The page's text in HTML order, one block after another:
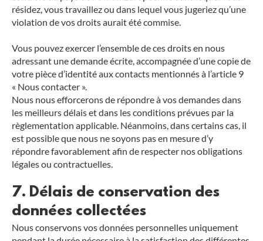
résidez, vous travaillez ou dans lequel vous jugeriez qu’une
violation de vos droits aurait été commise.
Vous pouvez exercer l’ensemble de ces droits en nous
adressant une demande écrite, accompagnée d’une copie de
votre pièce d’identité aux contacts mentionnés à l’article 9
« Nous contacter ».
Nous nous efforcerons de répondre à vos demandes dans
les meilleurs délais et dans les conditions prévues par la
règlementation applicable. Néanmoins, dans certains cas, il
est possible que nous ne soyons pas en mesure d’y
répondre favorablement afin de respecter nos obligations
légales ou contractuelles.
7. Délais de conservation des
données collectées
Nous conservons vos données personnelles uniquement